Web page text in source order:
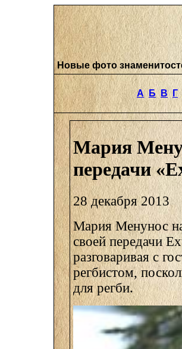
Новые фото
А Б В Г
Мария
передачи
28 декабря 2013
Мария Менунос
своей передачи
разговаривая с
регбистом,
для регби.